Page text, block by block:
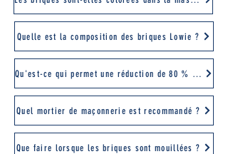
Quelle est la composition des briques Lowie ?
Qu'est-ce qui permet une réduction de 80 % de CO2 par rapport aux briques de parement en céramique ?
Quel mortier de maçonnerie est recommandé ?
Que faire lorsque les briques sont mouillées ?